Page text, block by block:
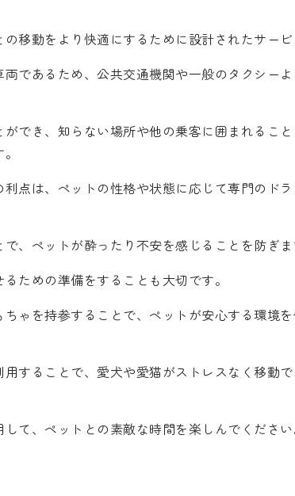
移動をより快適にするために設計されたサービ
であるため、公共交通機関や一般のタクシー
でき、知らない場所や他の乗客に囲まれるこ
点は、ペットの性格や状態に応じて専門のド
、ペットが酔ったり不安を感じることを防ぎま
ための準備をすることも大切です。
ゃを持参することで、ペットが安心する環境
することで、愛犬や愛猫がストレスなく移動
て、ペットとの素敵な時間を楽しんでください